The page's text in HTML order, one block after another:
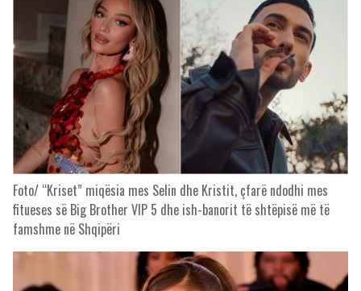
Foto/ “Kriset” miqësia mes Selin dhe Kristit, çfarë ndodhi mes
fitueses së Big Brother VIP 5 dhe ish-banorit të shtëpisë më të
famshme në Shqipëri